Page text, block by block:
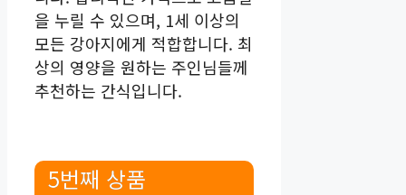
을 누릴 수 있으며, 1세 이상의
모든 강아지에게 적합합니다. 최
상의 영양을 원하는 주인님들께
추천하는 간식입니다.
5번째 상품